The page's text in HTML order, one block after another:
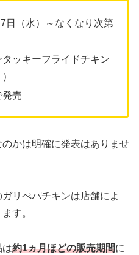
日（水）～なくなり次第
ッキーフライドチキン
発売
かは明確に発表はありませ
リぺパチキンは店舗によ
す。
は約1ヵ月ほどの販売期間に